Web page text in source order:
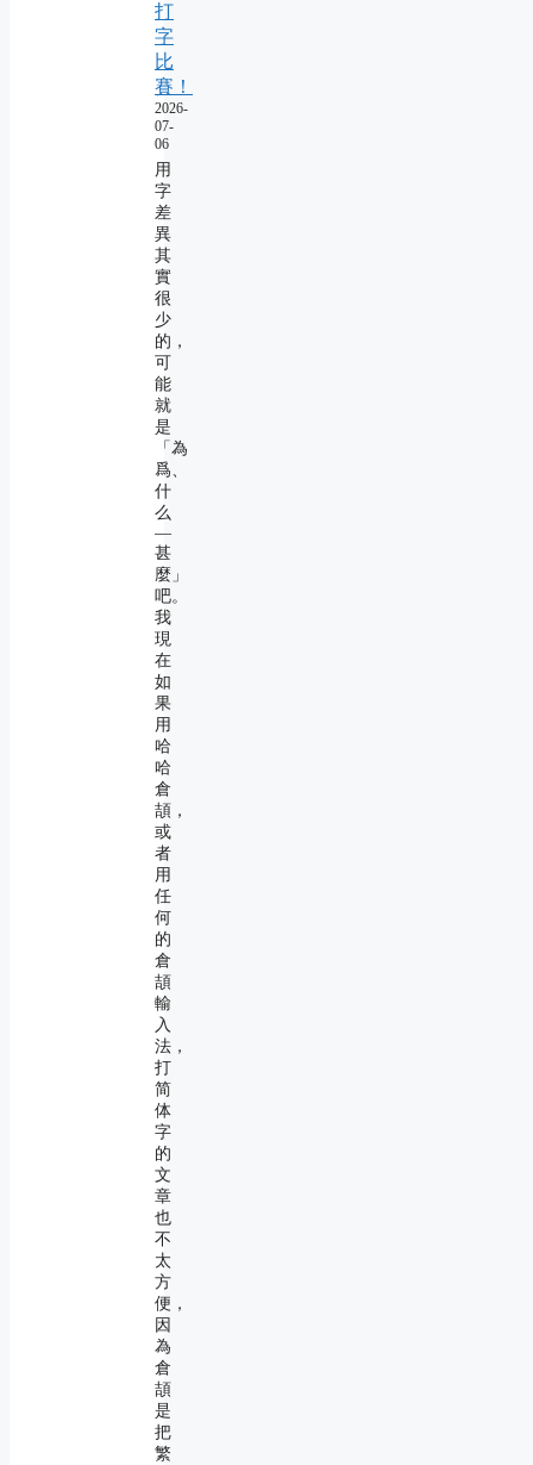
打
字
比
賽！
2026-
07-
06
用
字
差
異
其
實
很
少
的，
可
能
就
是
「為
爲、
什
么
―
甚
麼」
吧。
我
現
在
如
果
用
哈
哈
倉
頡，
或
者
用
任
何
的
倉
頡
輸
入
法，
打
简
体
字
的
文
章
也
不
太
方
便，
因
為
倉
頡
是
把
繁